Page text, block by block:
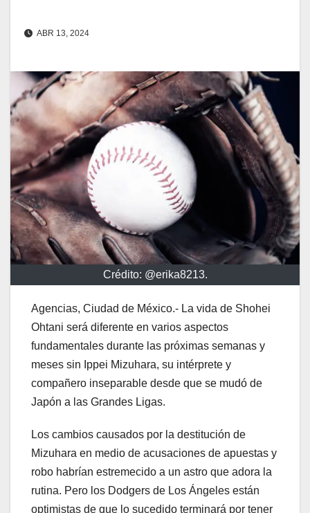
ABR 13, 2024
Crédito: @erika8213.
Agencias, Ciudad de México.- La vida de Shohei
Ohtani será diferente en varios aspectos
fundamentales durante las próximas semanas y
meses sin Ippei Mizuhara, su intérprete y
compañero inseparable desde que se mudó de
Japón a las Grandes Ligas.
Los cambios causados por la destitución de
Mizuhara en medio de acusaciones de apuestas y
robo habrían estremecido a un astro que adora la
rutina. Pero los Dodgers de Los Ángeles están
optimistas de que lo sucedido terminará por tener